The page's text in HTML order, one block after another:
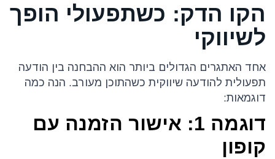
הקו הדק: כשתפעולי הופך
לשיווקי
אחד האתגרים הגדולים ביותר הוא ההבחנה בין הודעה
תפעולית להודעה שיווקית כשהתוכן מעורב. הנה כמה
דוגמאות:
דוגמה 1: אישור הזמנה עם
קופון